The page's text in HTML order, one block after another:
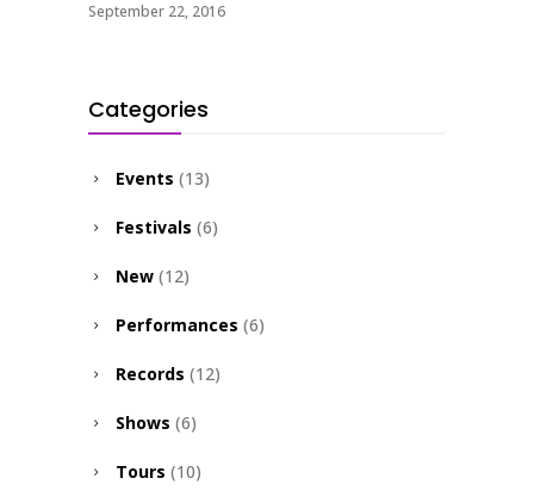
September 22, 2016
Categories
Events (13)
Festivals (6)
New (12)
Performances (6)
Records (12)
Shows (6)
Tours (10)